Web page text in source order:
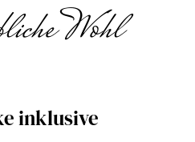
Wohl
inklusive